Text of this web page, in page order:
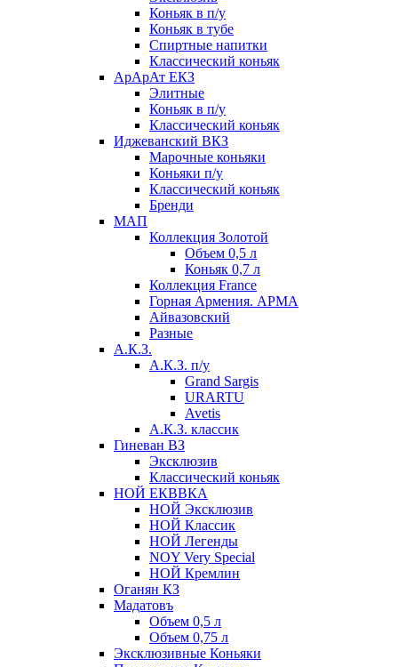
Коньяк в п/у
Коньяк в тубе
Спиртные напитки
Классический коньяк
АрАрАт ЕКЗ
Элитные
Коньяк в п/у
Классический коньяк
Иджеванский ВКЗ
Марочные коньяки
Коньяки п/у
Классический коньяк
Бренди
МАП
Коллекция Золотой
Объем 0,5 л
Коньяк 0,7 л
Коллекция France
Горная Армения. АРМА
Айвазовский
Разные
А.К.З.
А.К.З. п/у
Grand Sargis
URARTU
Avetis
А.К.З. классик
Гиневан ВЗ
Эксклюзив
Классический коньяк
НОЙ ЕКВВКА
НОЙ Эксклюзив
НОЙ Классик
НОЙ Легенды
NOY Very Speсial
НОЙ Кремлин
Оганян КЗ
Мадатовъ
Объем 0,5 л
Объем 0,75 л
Эксклюзивные Коньяки